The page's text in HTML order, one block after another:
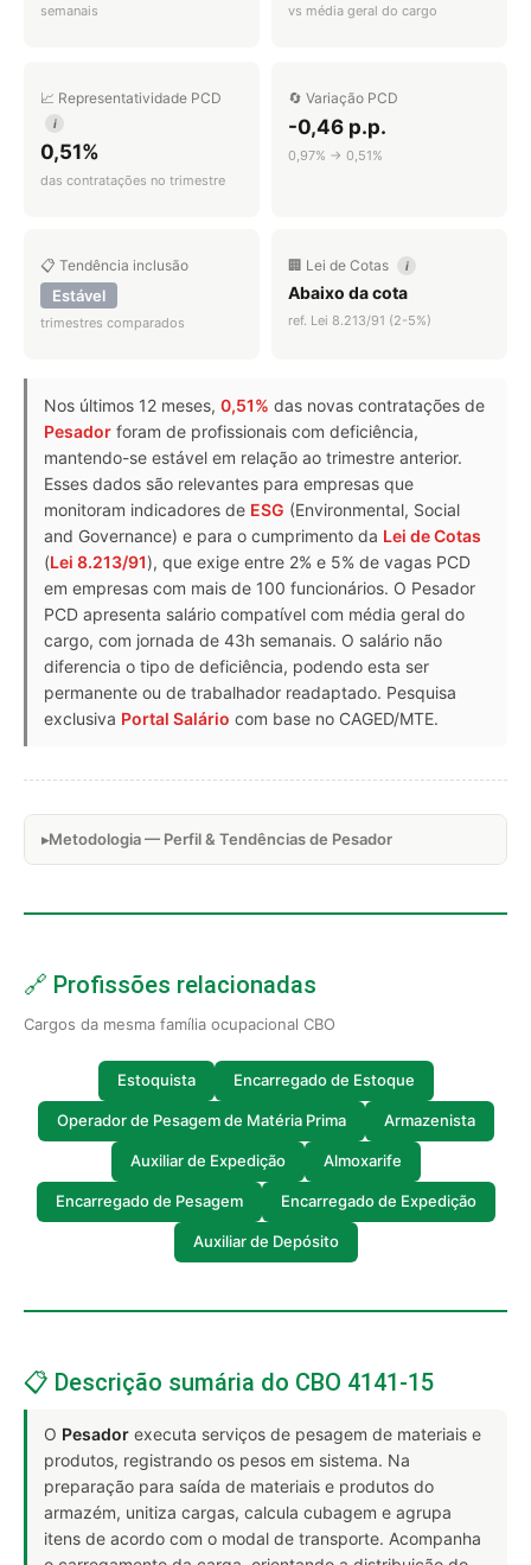
semanais vs média geral do cargo
📈 Representatividade PCD
i
0,51%
das contratações no trimestre
🔄 Variação PCD
-0,46 p.p.
0,97% → 0,51%
📋 Tendência inclusão
Estável
trimestres comparados
🏢 Lei de Cotas i
Abaixo da cota
ref. Lei 8.213/91 (2-5%)
Nos últimos 12 meses, 0,51% das novas contratações de
Pesador foram de profissionais com deficiência,
mantendo-se estável em relação ao trimestre anterior.
Esses dados são relevantes para empresas que
monitoram indicadores de ESG (Environmental, Social
and Governance) e para o cumprimento da Lei de Cotas
(Lei 8.213/91), que exige entre 2% e 5% de vagas PCD
em empresas com mais de 100 funcionários. O Pesador
PCD apresenta salário compatível com média geral do
cargo, com jornada de 43h semanais. O salário não
diferencia o tipo de deficiência, podendo esta ser
permanente ou de trabalhador readaptado. Pesquisa
exclusiva Portal Salário com base no CAGED/MTE.
Metodologia — Perfil & Tendências de Pesador
🔗 Profissões relacionadas
Cargos da mesma família ocupacional CBO
Estoquista Encarregado de Estoque
Operador de Pesagem de Matéria Prima Armazenista
Auxiliar de Expedição Almoxarife
Encarregado de Pesagem Encarregado de Expedição
Auxiliar de Depósito
📋 Descrição sumária do CBO 4141-15
O Pesador executa serviços de pesagem de materiais e
produtos, registrando os pesos em sistema. Na
preparação para saída de materiais e produtos do
armazém, unitiza cargas, calcula cubagem e agrupa
itens de acordo com o modal de transporte. Acompanha